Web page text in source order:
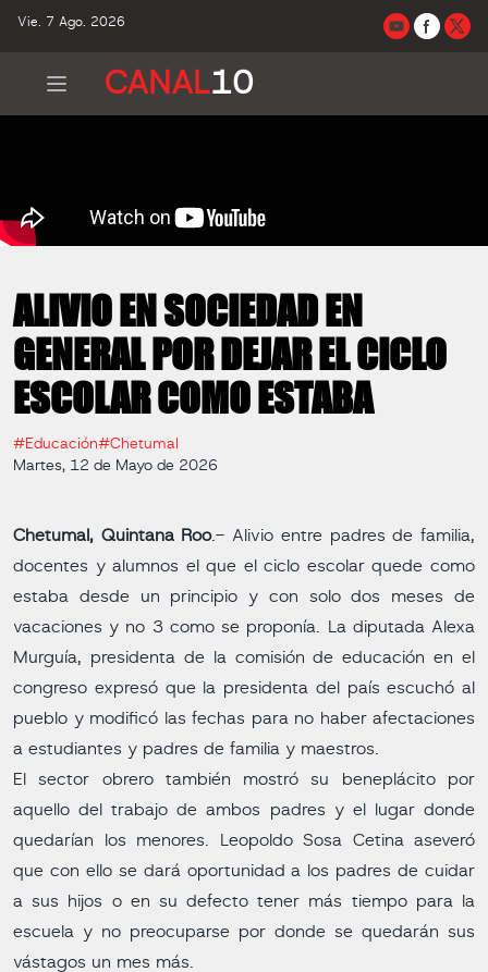
Vie. 7 Ago. 2026
CANAL10
ALIVIO EN SOCIEDAD EN
GENERAL POR DEJAR EL CICLO
ESCOLAR COMO ESTABA
#Educación#Chetumal
Martes, 12 de Mayo de 2026
Chetumal, Quintana Roo.- Alivio entre padres de familia,
docentes y alumnos el que el ciclo escolar quede como
estaba desde un principio y con solo dos meses de
vacaciones y no 3 como se proponía. La diputada Alexa
Murguía, presidenta de la comisión de educación en el
congreso expresó que la presidenta del país escuchó al
pueblo y modificó las fechas para no haber afectaciones
a estudiantes y padres de familia y maestros.
El sector obrero también mostró su beneplácito por
aquello del trabajo de ambos padres y el lugar donde
quedarían los menores. Leopoldo Sosa Cetina aseveró
que con ello se dará oportunidad a los padres de cuidar
a sus hijos o en su defecto tener más tiempo para la
escuela y no preocuparse por donde se quedarán sus
vástagos un mes más.